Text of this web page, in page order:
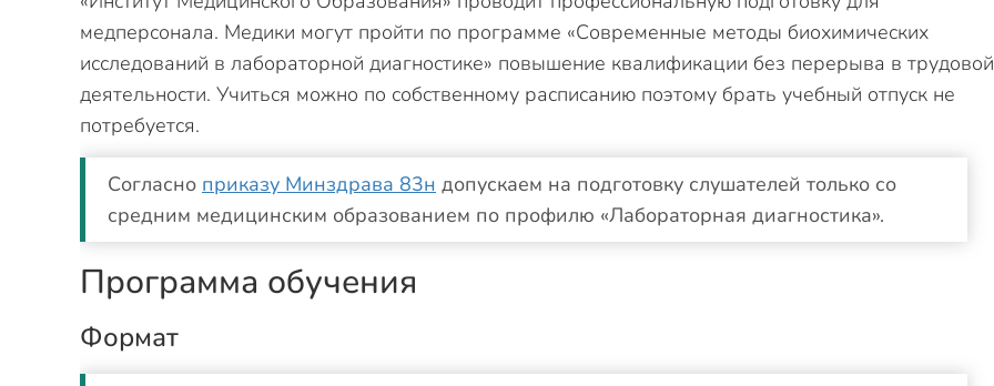
медперсонала. Медики могут пройти по программе «Современные методы биохимических
исследований в лабораторной диагностике» повышение квалификации без перерыва в трудовой
деятельности. Учиться можно по собственному расписанию поэтому брать учебный отпуск не
потребуется.
Согласно приказу Минздрава 83н допускаем на подготовку слушателей только со
средним медицинским образованием по профилю «Лабораторная диагностика».
Программа обучения
Формат